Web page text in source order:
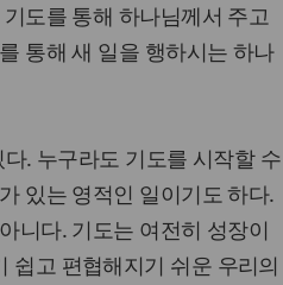
도를 통해 하나님께서 주고
통해 새 일을 행하시는 하나
. 누구라도 기도를 시작할 수
있는 영적인 일이기도 하다.
니다. 기도는 여전히 성장이
쉽고 편협해지기 쉬운 우리의